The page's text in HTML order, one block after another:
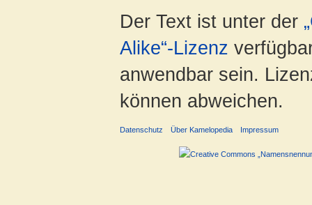
Der Text ist unter der
Alike“-Lizenz
anwendbar sein.
können abweichen.
Datenschutz Über Kamelopedia Impressum